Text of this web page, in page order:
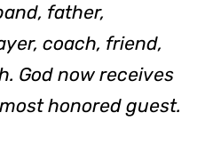
father,
coach, friend,
God now receives
honored guest.